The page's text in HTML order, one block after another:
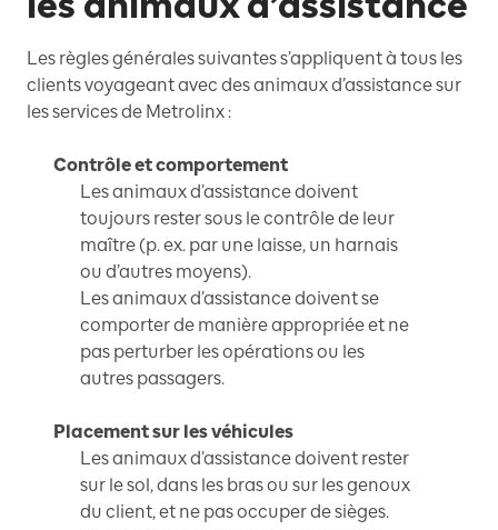
Les règles générales suivantes s’appliquent à tous les
clients voyageant avec des animaux d’assistance sur
les services de Metrolinx :
Contrôle et comportement
Les animaux d’assistance doivent
toujours rester sous le contrôle de leur
maître (p. ex. par une laisse, un harnais
ou d’autres moyens).
Les animaux d’assistance doivent se
comporter de manière appropriée et ne
pas perturber les opérations ou les
autres passagers.
Placement sur les véhicules
Les animaux d’assistance doivent rester
sur le sol, dans les bras ou sur les genoux
du client, et ne pas occuper de sièges.